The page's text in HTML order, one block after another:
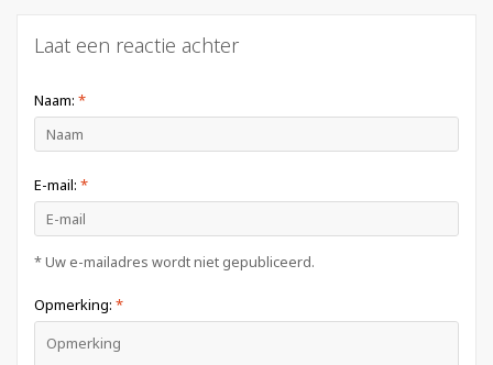
Laat een reactie achter
Naam: *
E-mail: *
* Uw e-mailadres wordt niet gepubliceerd.
Opmerking: *